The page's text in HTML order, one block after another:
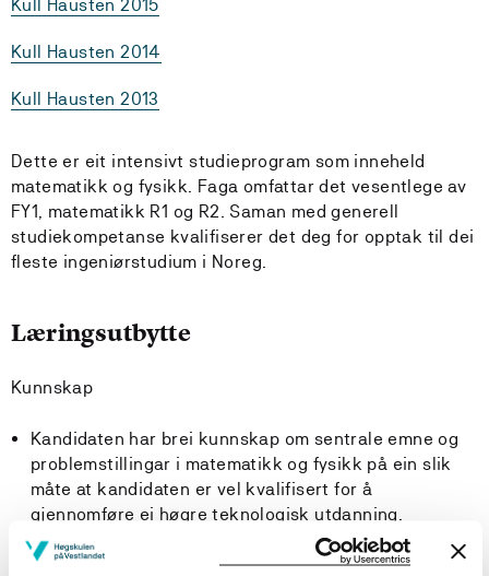
Kull Hausten 2015
Kull Hausten 2014
Kull Hausten 2013
Dette er eit intensivt studieprogram som inneheld
matematikk og fysikk. Faga omfattar det vesentlege av
FY1, matematikk R1 og R2. Saman med generell
studiekompetanse kvalifiserer det deg for opptak til dei
fleste ingeniørstudium i Noreg.
Læringsutbytte
Kunnskap
Kandidaten har brei kunnskap om sentrale emne og
problemstillingar i matematikk og fysikk på ein slik
måte at kandidaten er vel kvalifisert for å
gjennomføre ei høgre teknologisk utdanning.
Kandidaten har god kunnskap om grunnleggjande
teoriar, metodar og omgrep innafor dei aktuelle